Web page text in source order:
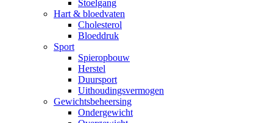
Stoelgang
Hart & bloedvaten
Cholesterol
Bloeddruk
Sport
Spieropbouw
Herstel
Duursport
Uithoudingsvermogen
Gewichtsbeheersing
Ondergewicht